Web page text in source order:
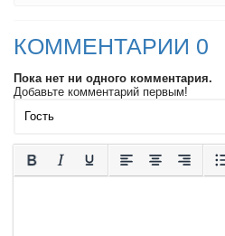
КОММЕНТАРИИ 0
Пока нет ни одного комментария.
Добавьте комментарий первым!